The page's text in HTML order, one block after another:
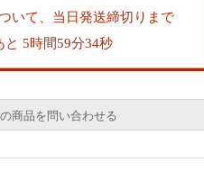
いて、当日発送締切りまで
と 5時間59分34秒
商品を問い合わせる